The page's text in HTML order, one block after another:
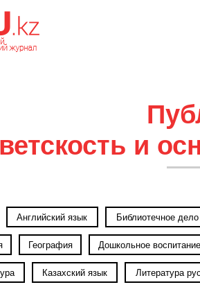
и
Английский язык Библиотечное дело
География Дошкольное воспитание
Казахский язык Литература